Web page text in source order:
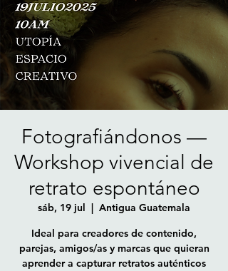
Fotografiándonos —
Workshop vivencial de
retrato espontáneo
sáb, 19 jul
  |
Antigua Guatemala
Ideal para creadores de contenido,
parejas, amigos/as y marcas que quieran
aprender a capturar retratos auténticos